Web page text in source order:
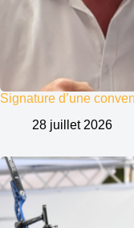
Signature d’une
28 juillet 2026